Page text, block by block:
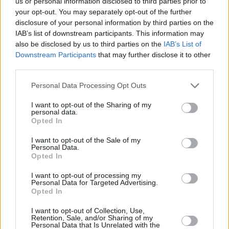
your opt-out. You may separately opt-out of the further
disclosure of your personal information by third parties on the
IAB’s list of downstream participants. This information may
also be disclosed by us to third parties on the IAB’s List of
Downstream Participants that may further disclose it to other
Personal Data Processing Opt Outs
I want to opt-out of the Sharing of my
personal data.
Opted In
I want to opt-out of the Sale of my
Personal Data.
Opted In
I want to opt-out of processing my
Personal Data for Targeted Advertising.
Opted In
I want to opt-out of Collection, Use,
Retention, Sale, and/or Sharing of my
Personal Data that Is Unrelated with the
Sendergruppe Datum
Sender
Uhrzeit
Raffael steht wie kaum ein anderer Künstler für das
Anmut und zeitlose Schönheit, die bis heute fasziniert.
Zwischen...
Kunst für die Ewigkeit: Raffael
Kultur /Malerei
Karlsplatz
Faltermeier mit Sänger Sebastian Krumbiegel, dem
Prinzen aus...
Karlsplatz
Kultur /Kunst und Kultur